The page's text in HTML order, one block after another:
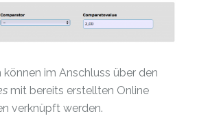
im Anschluss über den
mit bereits erstellten Online
verknüpft werden.